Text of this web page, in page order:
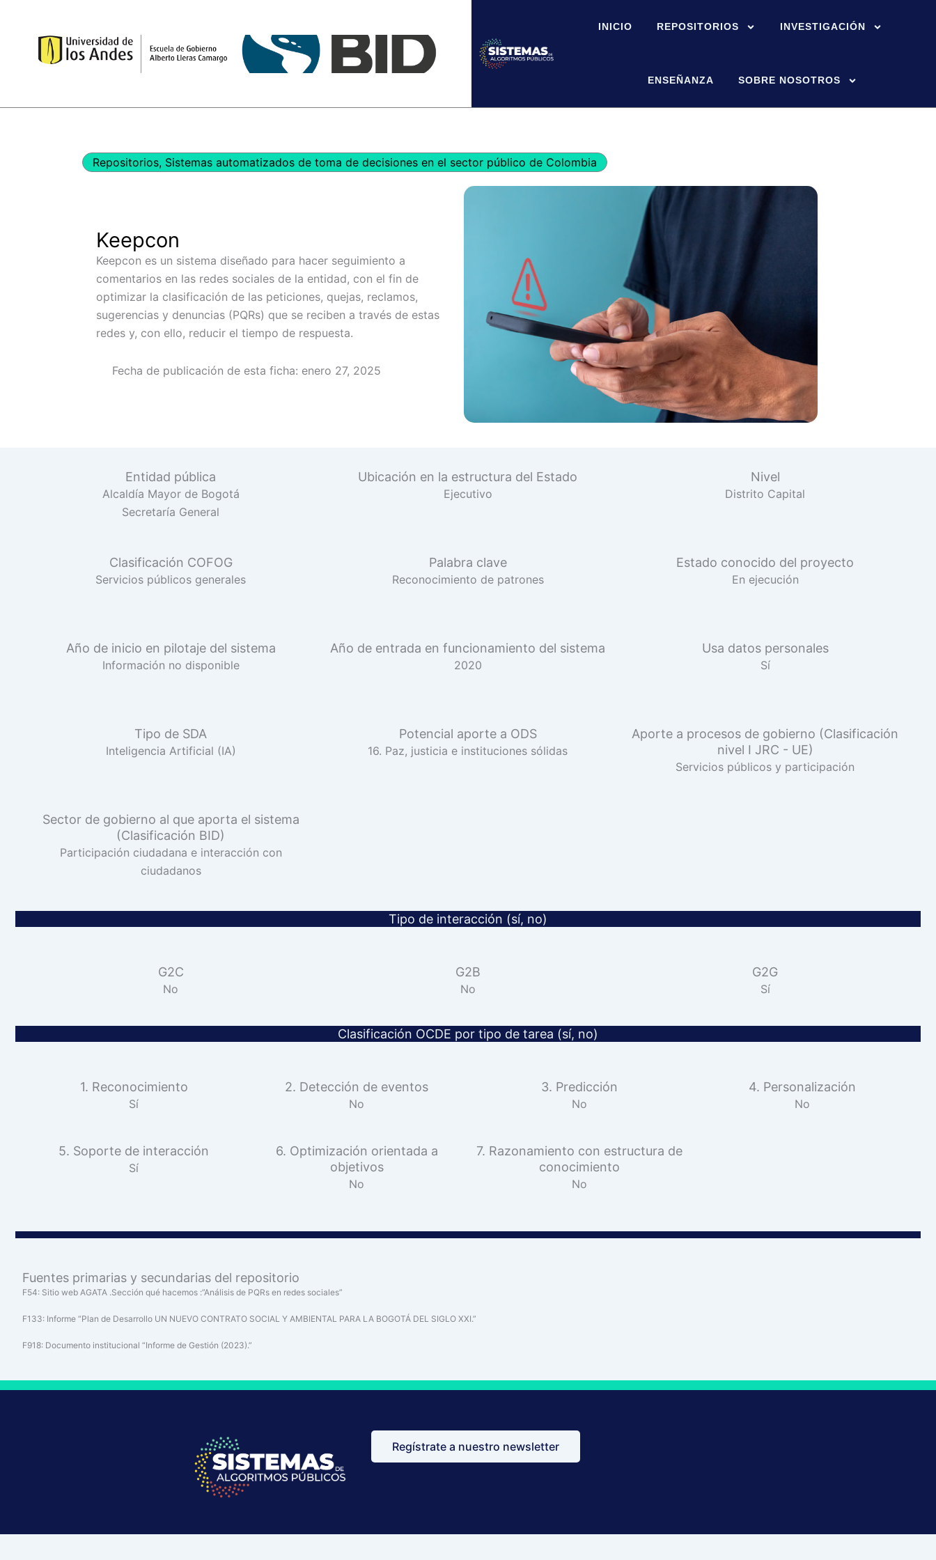
contenido
INICIO REPOSITORIOS INVESTIGACIÓN
ENSEÑANZA SOBRE NOSOTROS
Repositorios, Sistemas automatizados de toma de decisiones en el sector público de Colombia
Keepcon
Keepcon es un sistema diseñado para hacer seguimiento a
comentarios en las redes sociales de la entidad, con el fin de
optimizar la clasificación de las peticiones, quejas, reclamos,
sugerencias y denuncias (PQRs) que se reciben a través de estas
redes y, con ello, reducir el tiempo de respuesta.
Fecha de publicación de esta ficha: enero 27, 2025
Entidad pública
Alcaldía Mayor de Bogotá
Secretaría General
Ubicación en la estructura del Estado
Ejecutivo
Nivel
Distrito Capital
Clasificación COFOG
Servicios públicos generales
Palabra clave
Reconocimiento de patrones
Estado conocido del proyecto
En ejecución
Año de inicio en pilotaje del sistema
Información no disponible
Año de entrada en funcionamiento del sistema
2020
Usa datos personales
Sí
Tipo de SDA
Inteligencia Artificial (IA)
Potencial aporte a ODS
16. Paz, justicia e instituciones sólidas
Aporte a procesos de gobierno (Clasificación
nivel I JRC - UE)
Servicios públicos y participación
Sector de gobierno al que aporta el sistema
(Clasificación BID)
Participación ciudadana e interacción con
ciudadanos
Tipo de interacción (sí, no)
G2C
No
G2B
No
G2G
Sí
Clasificación OCDE por tipo de tarea (sí, no)
1. Reconocimiento
Sí
2. Detección de eventos
No
3. Predicción
No
4. Personalización
No
5. Soporte de interacción
Sí
6. Optimización orientada a
objetivos
No
7. Razonamiento con estructura de
conocimiento
No
Fuentes primarias y secundarias del repositorio
F54: Sitio web AGATA .Sección qué hacemos :”Análisis de PQRs en redes sociales”
F133: Informe “Plan de Desarrollo UN NUEVO CONTRATO SOCIAL Y AMBIENTAL PARA LA BOGOTÁ DEL SIGLO XXI.”
F918: Documento institucional “Informe de Gestión (2023).”
Regístrate a nuestro newsletter